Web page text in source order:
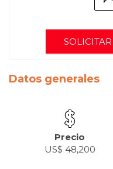
Datos generales
Precio
US$ 48,200